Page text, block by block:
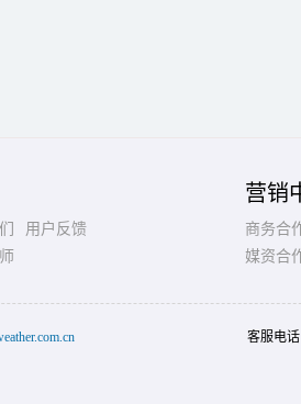
用户反馈
营销
商务合
媒资合
客服电